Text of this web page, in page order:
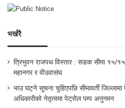
भर्खरै
त्रिभुवन राजपथ विस्तार : सडक सीमा १५/१५
महानगर र वीउवासंघ
भाउ घट्ने सूचना चुहिएपछि सीमावर्ती
अधिकारीको नेतृत्वमा पेट्रोल पम्प अनुगमन